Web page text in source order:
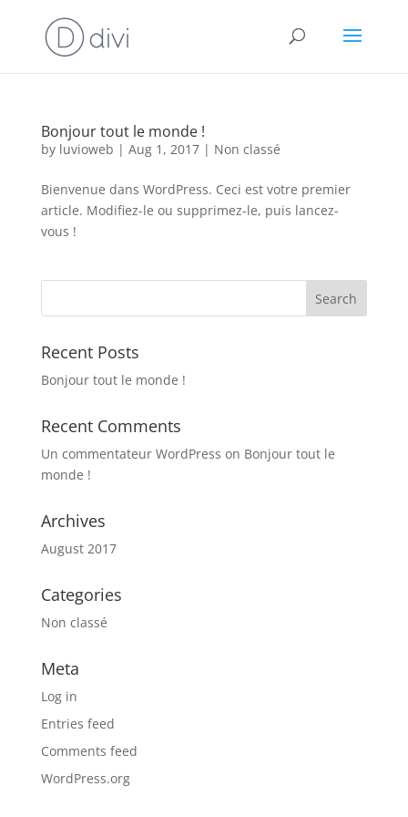
Bonjour tout le monde !
by luvioweb | Aug 1, 2017| Non classé
Bienvenue dans WordPress. Ceci est votre premier
article. Modifiez-le ou supprimez-le, puis lancez-
vous !
Recent Posts
Bonjour tout le monde !
Recent Comments
Un commentateur WordPress on Bonjour tout le
monde !
Archives
August 2017
Categories
Non classé
Meta
Log in
Entries feed
Comments feed
WordPress.org